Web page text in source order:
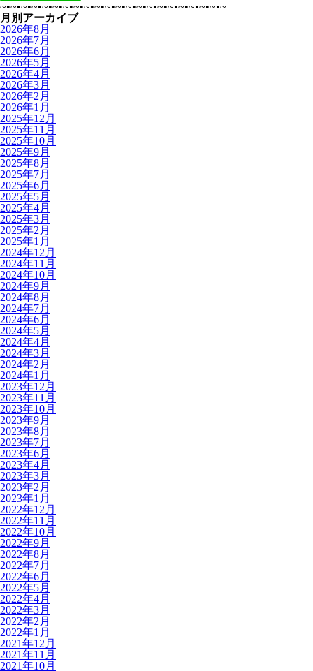
~•~•~•~•~•~•~•~•~•~•~•~•~•~•~•~•~•~•~•~•~•~
月別アーカイブ
2026年8月
2026年7月
2026年6月
2026年5月
2026年4月
2026年3月
2026年2月
2026年1月
2025年12月
2025年11月
2025年10月
2025年9月
2025年8月
2025年7月
2025年6月
2025年5月
2025年4月
2025年3月
2025年2月
2025年1月
2024年12月
2024年11月
2024年10月
2024年9月
2024年8月
2024年7月
2024年6月
2024年5月
2024年4月
2024年3月
2024年2月
2024年1月
2023年12月
2023年11月
2023年10月
2023年9月
2023年8月
2023年7月
2023年6月
2023年4月
2023年3月
2023年2月
2023年1月
2022年12月
2022年11月
2022年10月
2022年9月
2022年8月
2022年7月
2022年6月
2022年5月
2022年4月
2022年3月
2022年2月
2022年1月
2021年12月
2021年11月
2021年10月